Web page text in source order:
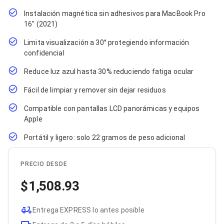
Cables Coaxiales
Accesorios para Cables
Jacks de Red
Conectores
Tapas y Cajas
Pinzas Ponchadoras
Cortadoras de Cable
Protectores para Cables
Cables para Impresoras
Bobinas
Cableado Estructurado
Sujetadores de Cables
Cinchos
Adaptadores
Adaptadores PC USB
Adaptadores PC Serial
Adaptadores PC IDE
Adaptadores PC Teclado
Instalación magnética sin adhesivos para MacBook Pro
16" (2021)
Limita visualización a 30° protegiendo información
confidencial
Reduce luz azul hasta 30% reduciendo fatiga ocular
Fácil de limpiar y remover sin dejar residuos
Compatible con pantallas LCD panorámicas y equipos
Apple
Portátil y ligero: solo 22 gramos de peso adicional
PRECIO DESDE
1,508.93
Entrega EXPRESS lo antes posible